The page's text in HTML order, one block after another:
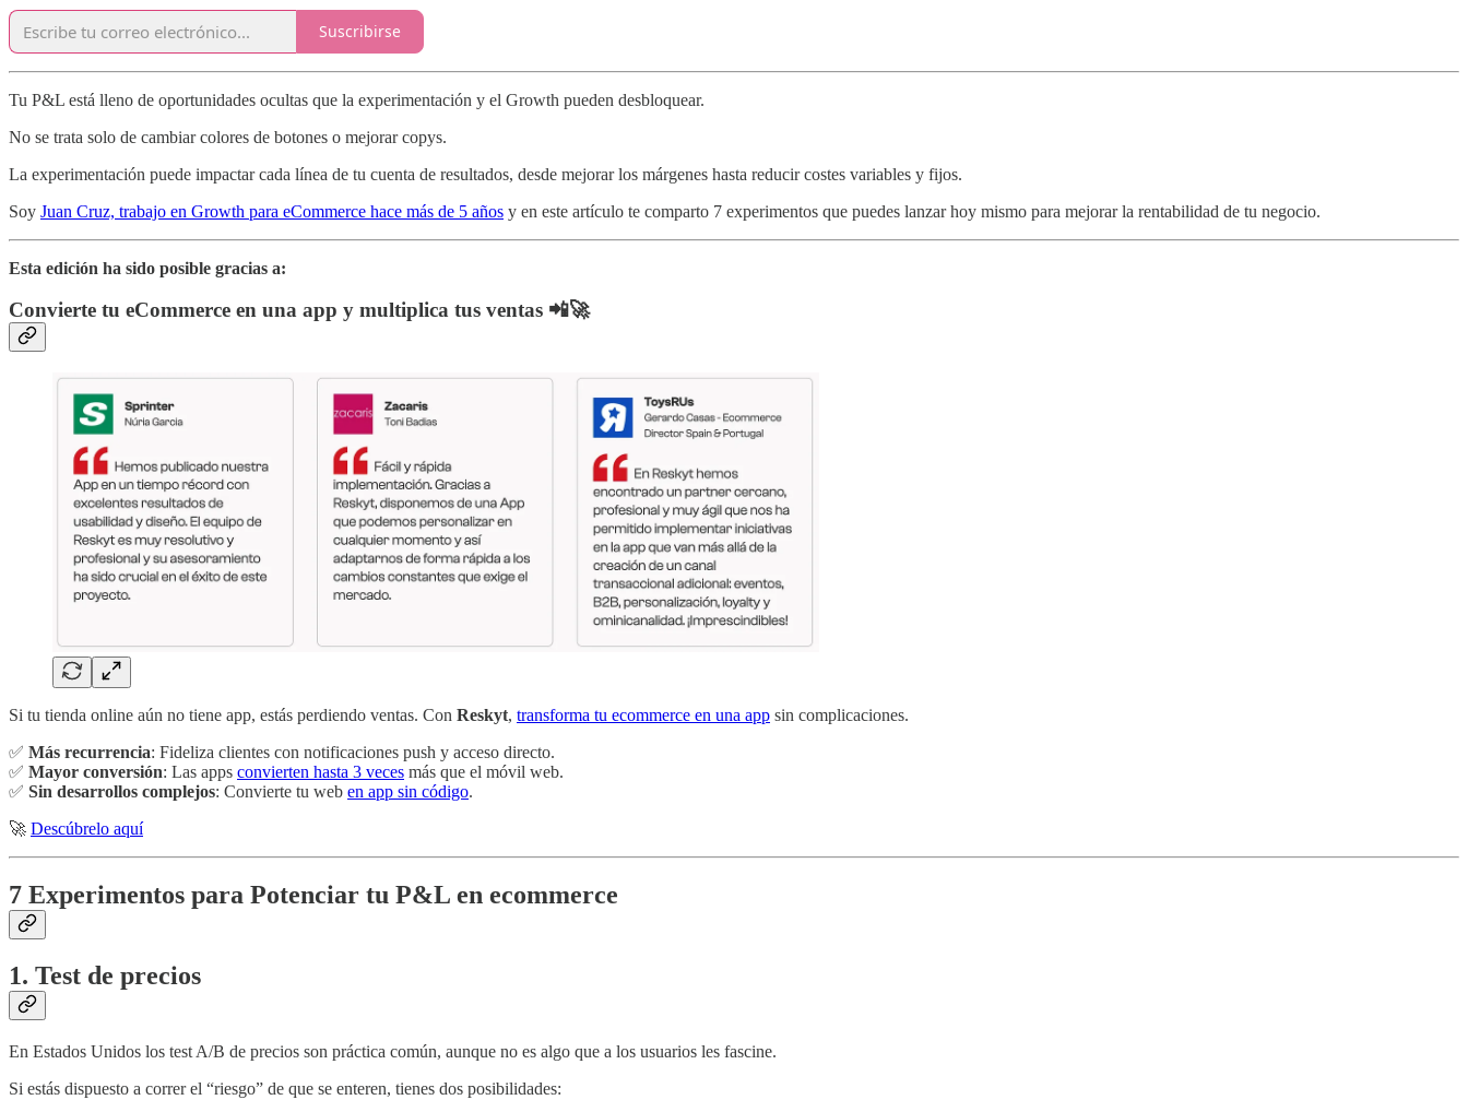
Suscribirse
Tu P&L está lleno de oportunidades ocultas que la experimentación y el Growth pueden desbloquear.
No se trata solo de cambiar colores de botones o mejorar copys.
La experimentación puede impactar cada línea de tu cuenta de resultados, desde mejorar los márgenes hasta reducir costes variables y fijos.
Soy Juan Cruz, trabajo en Growth para eCommerce hace más de 5 años y en este artículo te comparto 7 experimentos que puedes lanzar hoy mismo para mejorar la rentabilidad de tu negocio.
Esta edición ha sido posible gracias a:
Convierte tu eCommerce en una app y multiplica tus ventas 📲🚀
Si tu tienda online aún no tiene app, estás perdiendo ventas. Con Reskyt, transforma tu ecommerce en una app sin complicaciones.
✅ Más recurrencia: Fideliza clientes con notificaciones push y acceso directo.
✅ Mayor conversión: Las apps convierten hasta 3 veces más que el móvil web.
✅ Sin desarrollos complejos: Convierte tu web en app sin código.
🚀 Descúbrelo aquí
7 Experimentos para Potenciar tu P&L en ecommerce
1. Test de precios
En Estados Unidos los test A/B de precios son práctica común, aunque no es algo que a los usuarios les fascine.
Si estás dispuesto a correr el “riesgo” de que se enteren, tienes dos posibilidades: